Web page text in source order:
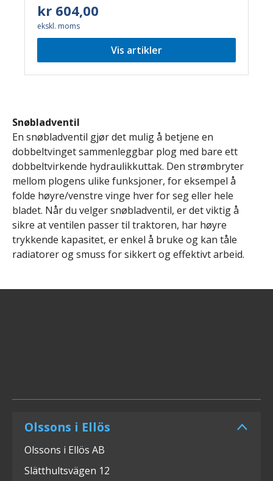
kr 604,00
ekskl. moms
Vis artikler
Snøbladventil
En snøbladventil gjør det mulig å betjene en
dobbeltvinget sammenleggbar plog med bare ett
dobbeltvirkende hydraulikkuttak. Den strømbryter
mellom plogens ulike funksjoner, for eksempel å
folde høyre/venstre vinge hver for seg eller hele
bladet. Når du velger snøbladventil, er det viktig å
sikre at ventilen passer til traktoren, har høyre
trykkende kapasitet, er enkel å bruke og kan tåle
radiatorer og smuss for sikkert og effektivt arbeid.
Olssons i Ellös
Olssons i Ellös AB
Slätthultsvägen 12